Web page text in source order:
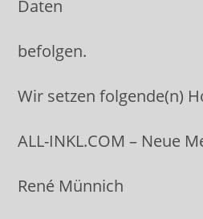
Daten
befolgen.
Wir setzen folgende(n)
ALL-INKL.COM – Neue
René Münnich